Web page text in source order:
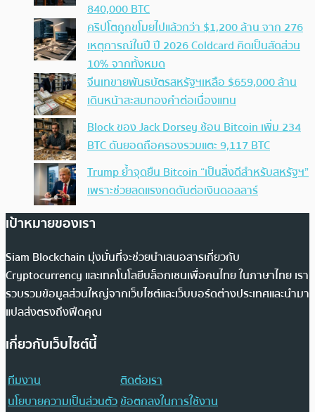
840,000 BTC
คริปโตถูกขโมยไปแล้วกว่า $1,200 ล้าน จาก 276
เหตุการณ์ในปี ปี 2026 Coldcard คิดเป็นสัดส่วน
10% จากทั้งหมด
จีนเทขายพันธบัตรสหรัฐฯเหลือ $659,000 ล้าน
เดินหน้าสะสมทองคำต่อเนื่องแทน
Block ของ Jack Dorsey ช้อน Bitcoin เพิ่ม 234
BTC ดันยอดถือครองรวมแตะ 9,117 BTC
Trump ย้ำจุดยืน Bitcoin “เป็นสิ่งดีสำหรับสหรัฐฯ”
เพราะช่วยลดแรงกดดันต่อเงินดอลลาร์
เป้าหมายของเรา
Siam Blockchain มุ่งมั่นที่จะช่วยนำเสนอสารเกี่ยวกับ
Cryptocurrency และเทคโนโลยีบล็อกเชนเพื่อคนไทย ในภาษาไทย เรา
รวบรวมข้อมูลส่วนใหญ่จากเว็บไซต์และเว็บบอร์ดต่างประเทศและนำมา
แปลส่งตรงถึงฟีดคุณ
เกี่ยวกับเว็บไซต์นี้
ทีมงาน
ติดต่อเรา
นโยบายความเป็นส่วนตัวข้อตกลงในการใช้งาน